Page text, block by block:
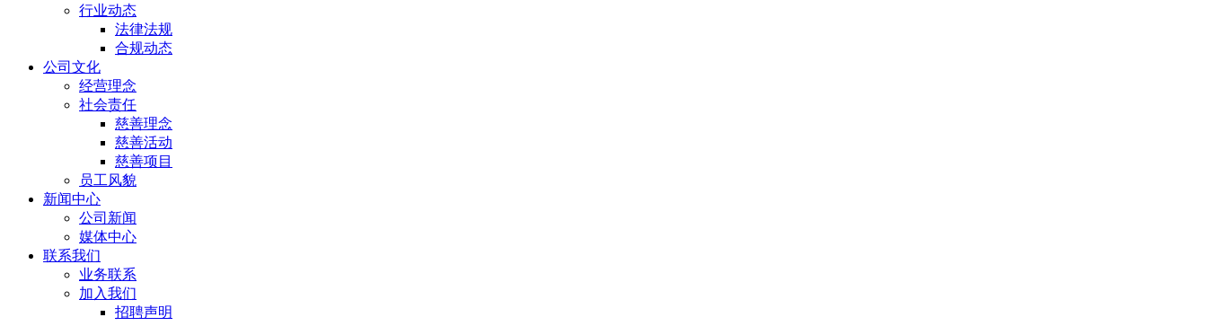
行业动态
法律法规
合规动态
公司文化
经营理念
社会责任
慈善理念
慈善活动
慈善项目
员工风貌
新闻中心
公司新闻
媒体中心
联系我们
业务联系
加入我们
招聘声明